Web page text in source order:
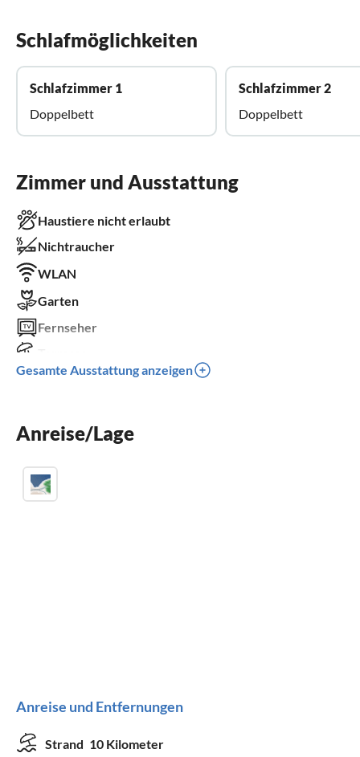
Schlafmöglichkeiten
Schlafzimmer 1
Doppelbett
Schlafzimmer 2
Doppelbett
Zimmer und Ausstattung
Haustiere nicht erlaubt
Nichtraucher
WLAN
Garten
Fernseher
Spülmaschine
Parkplatz
Gesamte Ausstattung anzeigen
Anreise/Lage
Anreise und Entfernungen
Strand 10 Kilometer